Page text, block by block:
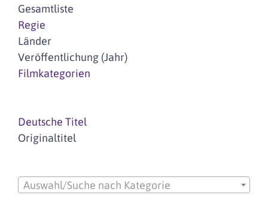
Gesamtliste
Regie
Länder
Veröffentlichung (Jahr)
Filmkategorien
Deutsche Titel
Originaltitel
Auswahl/Suche nach Kategorie